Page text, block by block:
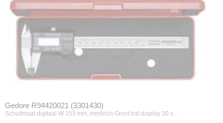
Gedore R94420021 (3301430)
Schuifmaat digitaal W 153 mm, mm/inch.Groot lcd-display 30 x…